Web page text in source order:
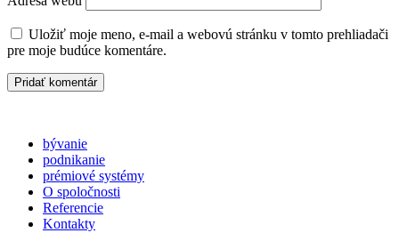
Uložiť moje meno, e-mail a webovú stránku v tomto prehliadači
pre moje budúce komentáre.
bývanie
podnikanie
prémiové systémy
O spoločnosti
Referencie
Kontakty